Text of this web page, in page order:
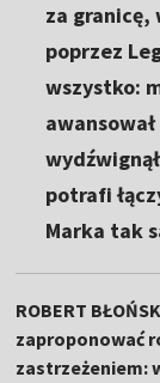
za granicę,
poprzez
wszystko:
potrafi
Marka tak
ROBERT
zaproponować
zastrzeżeniem: